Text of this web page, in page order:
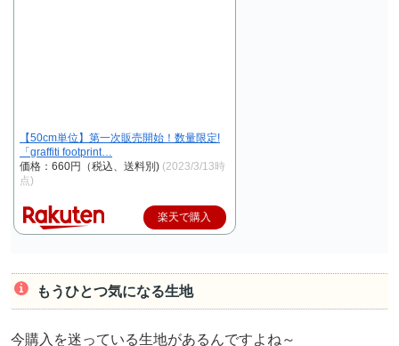
【50cm単位】第一次販売開始！数量限定!
「graffiti footprint…
価格：660円（税込、送料別) (2023/3/13時
点)
楽天で購入
もうひとつ気になる生地
今購入を迷っている生地があるんですよね～